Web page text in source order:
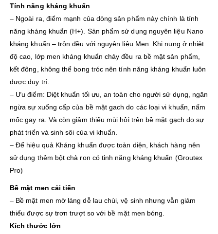
Tính năng kháng khuẩn
– Ngoài ra, điểm mạnh của dòng sản phẩm này chính là tính
năng kháng khuẩn (H+). Sản phẩm sử dụng nguyên liệu Nano
kháng khuẩn – trộn đều với nguyên liệu Men. Khi nung ở nhiệt
độ cao, lớp men kháng khuẩn chảy đều ra bề mặt sản phẩm,
kết đông, không thể bong tróc nên tính năng kháng khuẩn luôn
được duy trì.
– Ưu điểm: Diệt khuẩn tối ưu, an toàn cho người sử dụng, ngăn
ngừa sự xuống cấp của bề mặt gach do các loại vi khuẩn, nấm
mốc gay ra. Và còn giảm thiểu mùi hôi trên bề mặt gạch do sự
phát triển và sinh sôi của vi khuẩn.
– Để hiệu quả Kháng khuẩn được toàn diện, khách hàng nên
sử dụng thêm bột chà ron có tinh năng kháng khuẩn (Groutex
Pro)
Bề mặt men cải tiến
– Bề mặt men mờ láng dễ lau chùi, vệ sinh nhưng vẫn giảm
thiểu được sự trơn trượt so với bề mặt men bóng.
Kích thước lớn